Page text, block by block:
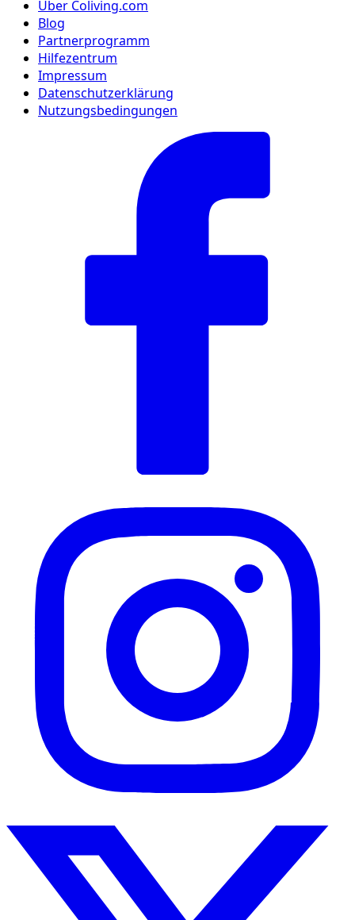
Über Coliving.com
Blog
Partnerprogramm
Hilfezentrum
Impressum
Datenschutzerklärung
Nutzungsbedingungen